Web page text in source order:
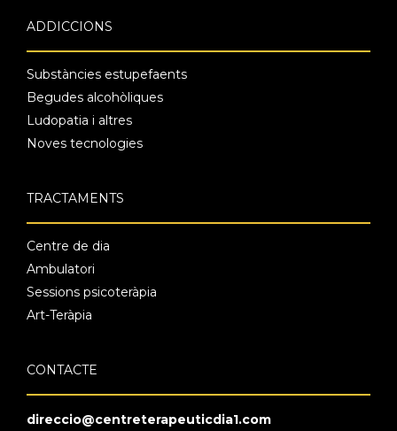
ADDICCIONS
Substàncies estupefaents
Begudes alcohòliques
Ludopatia i altres
Noves tecnologies
TRACTAMENTS
Centre de dia
Ambulatori
Sessions psicoteràpia
Art-Teràpia
CONTACTE
direccio@centreterapeuticdia1.com